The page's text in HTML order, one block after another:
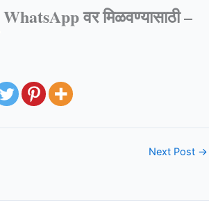
वर मिळवण्यासाठी –
Next Post →